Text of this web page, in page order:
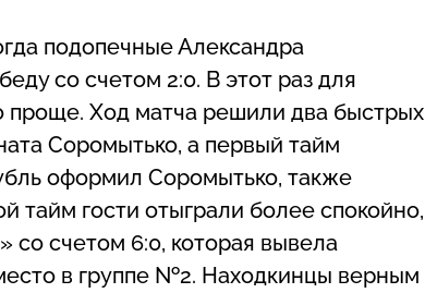
подопечные Александра
со счетом 2:0. В этот раз для
проще. Ход матча решили два быстрых
Соромытько, а первый тайм
оформил Соромытько, также
тайм гости отыграли более спокойно,
счетом 6:0, которая вывела
в группе №2. Находкинцы верным